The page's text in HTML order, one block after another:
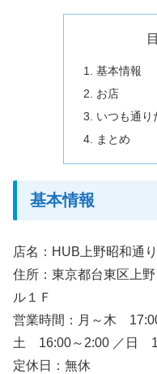
基本情報
お店
いつも通り
まとめ
基本情報
店名：HUB上野昭和通
住所：東京都台東区上
ル１Ｆ
営業時間：月～木
土 16:00～2:00 ／日
定休日：無休